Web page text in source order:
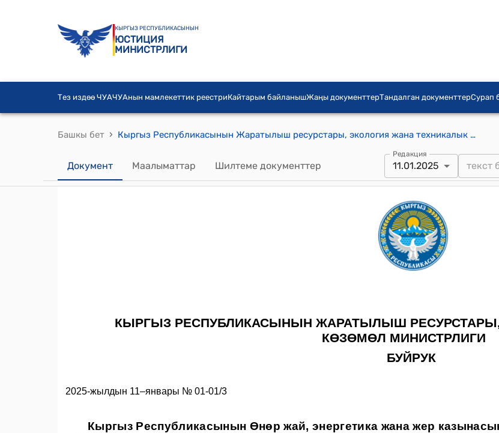
КЫРГЫЗ РЕСПУБЛИКАСЫНЫН
ЮСТИЦИЯ
МИНИСТРЛИГИ
Тез издөө ЧУАЧУАнын мамлекеттик реестриКайтарым байланышЖаңы документтерТандалган документтерСурап
Башкы бет › Кыргыз Республикасынын Жаратылыш ресурстары, экология жана техникалык көзөмөл министрлигинин 2025-жылдын 11–январындагы № 01-01/3 "Кыргыз Республикасынын Өнөр жай, энергетика жана жер казынасын пайдалануу мамлекеттик комитетинин 2018-жылдын 24-апрелиндеги № 01–7/203 “Тоо-кендерди жер үстүндѳгү ыкма менен казып алуунун өндүрүштүк процесстеринин коопсуздук эрежелерин бекитүү тууралуу” буйругуна өзгөртүүлөрдү киргизүү тууралуу" буйругу
Документ Маалыматтар Шилтеме документтер
Редакция
11.01.2025